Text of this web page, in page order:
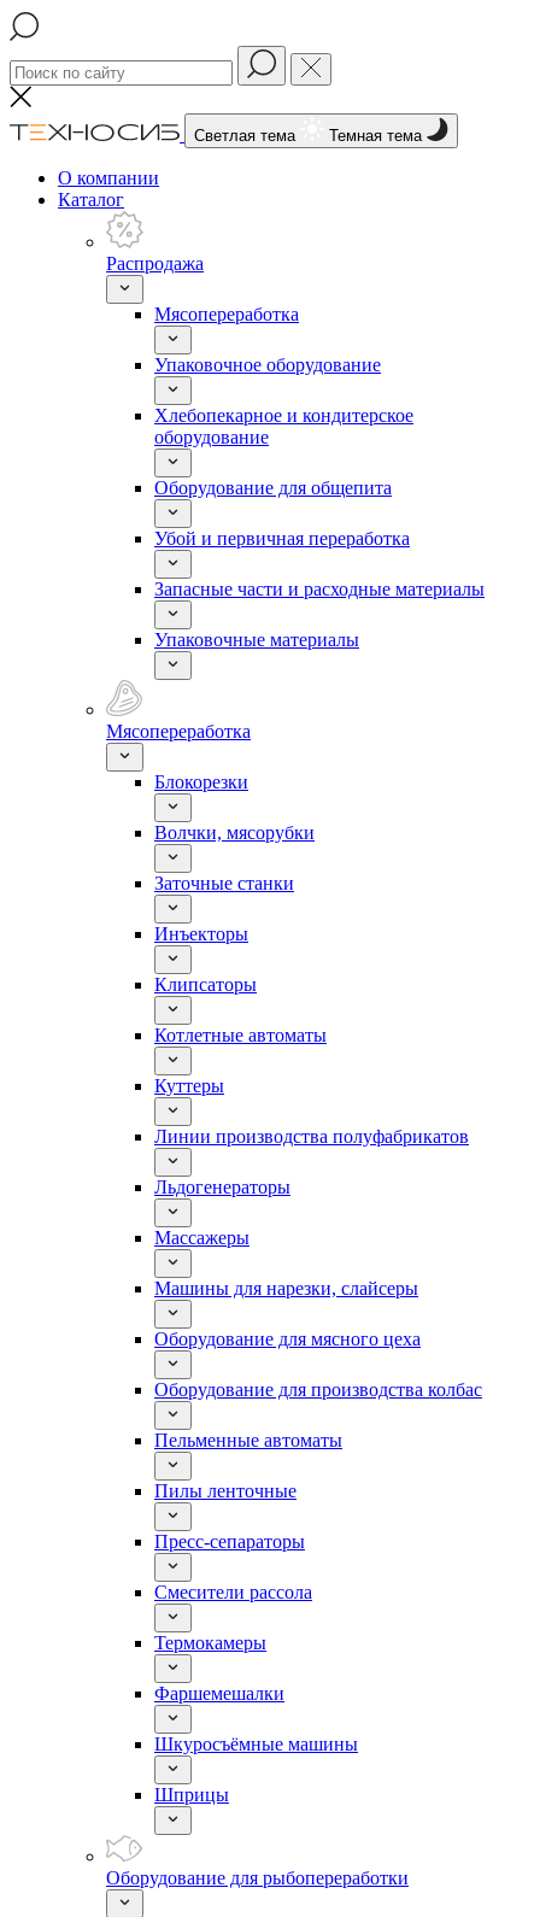
Светлая тема Темная тема
О компании
Каталог
Распродажа
Мясопереработка
Упаковочное оборудование
Хлебопекарное и кондитерское
оборудование
Оборудование для общепита
Убой и первичная переработка
Запасные части и расходные материалы
Упаковочные материалы
Мясопереработка
Блокорезки
Волчки, мясорубки
Заточные станки
Инъекторы
Клипсаторы
Котлетные автоматы
Куттеры
Линии производства полуфабрикатов
Льдогенераторы
Массажеры
Машины для нарезки, слайсеры
Оборудование для мясного цеха
Оборудование для производства колбас
Пельменные автоматы
Пилы ленточные
Пресс-сепараторы
Смесители рассола
Термокамеры
Фаршемешалки
Шкуросъёмные машины
Шприцы
Оборудование для рыбопереработки